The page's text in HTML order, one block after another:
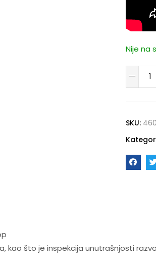
Nije na
SKU:
kao što je inspekcija unutrašnjosti